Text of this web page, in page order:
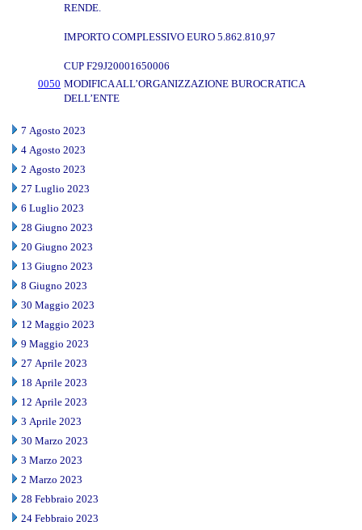
RENDE.
IMPORTO COMPLESSIVO EURO 5.862.810,97
CUP F29J20001650006
0050 MODIFICA ALL’ORGANIZZAZIONE BUROCRATICA
DELL’ENTE
7 Agosto 2023
4 Agosto 2023
2 Agosto 2023
27 Luglio 2023
6 Luglio 2023
28 Giugno 2023
20 Giugno 2023
13 Giugno 2023
8 Giugno 2023
30 Maggio 2023
12 Maggio 2023
9 Maggio 2023
27 Aprile 2023
18 Aprile 2023
12 Aprile 2023
3 Aprile 2023
30 Marzo 2023
3 Marzo 2023
2 Marzo 2023
28 Febbraio 2023
24 Febbraio 2023